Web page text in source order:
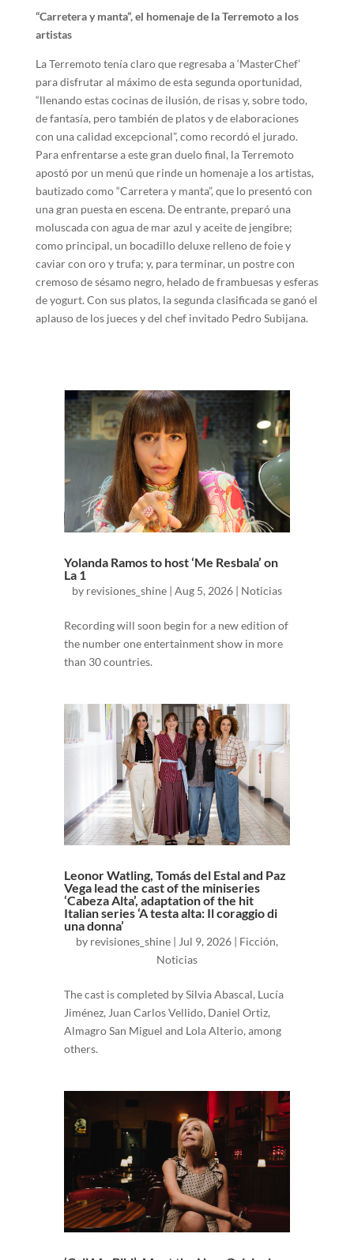
“Carretera y manta”, el homenaje de la Terremoto a los
artistas
La Terremoto tenía claro que regresaba a ‘MasterChef’
para disfrutar al máximo de esta segunda oportunidad,
“llenando estas cocinas de ilusión, de risas y, sobre todo,
de fantasía, pero también de platos y de elaboraciones
con una calidad excepcional”, como recordó el jurado.
Para enfrentarse a este gran duelo final, la Terremoto
apostó por un menú que rinde un homenaje a los artistas,
bautizado como “Carretera y manta”, que lo presentó con
una gran puesta en escena. De entrante, preparó una
moluscada con agua de mar azul y aceite de jengibre;
como principal, un bocadillo deluxe relleno de foie y
caviar con oro y trufa; y, para terminar, un postre con
cremoso de sésamo negro, helado de frambuesas y esferas
de yogurt. Con sus platos, la segunda clasificada se ganó el
aplauso de los jueces y del chef invitado Pedro Subijana.
Yolanda Ramos to host ‘Me Resbala’ on
La 1
by revisiones_shine| Aug 5, 2026| Noticias
Recording will soon begin for a new edition of
the number one entertainment show in more
than 30 countries.
Leonor Watling, Tomás del Estal and Paz
Vega lead the cast of the miniseries
‘Cabeza Alta’, adaptation of the hit
Italian series ‘A testa alta: Il coraggio di
una donna’
by revisiones_shine| Jul 9, 2026| Ficción,
Noticias
The cast is completed by Silvia Abascal, Lucía
Jiménez, Juan Carlos Vellido, Daniel Ortiz,
Almagro San Miguel and Lola Alterio, among
others.